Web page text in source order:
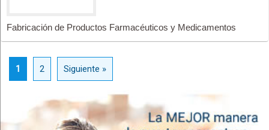
Fabricación de Productos Farmacéuticos y Medicamentos
1 2 Siguiente »